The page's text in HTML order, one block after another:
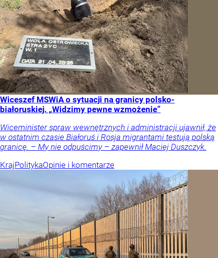
Wiceszef MSWiA o sytuacji na granicy polsko-
białoruskiej. „Widzimy pewne wzmożenie”
Wiceminister spraw wewnętrznych i administracji ujawnił, że
w ostatnim czasie Białoruś i Rosja migrantami testują polską
granicę. – My nie odpuścimy – zapewnił Maciej Duszczyk.
KrajPolitykaOpinie i komentarze